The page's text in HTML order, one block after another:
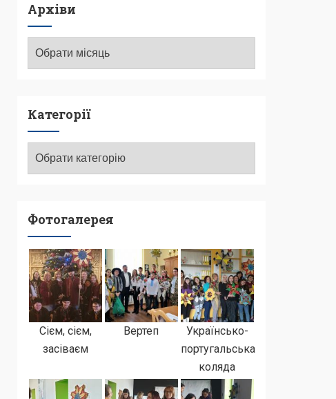
Архіви
Категорії
Категорії
Фотогалерея
Сієм, сієм,
засіваєм
Вертеп
Українсько-
португальська
коляда